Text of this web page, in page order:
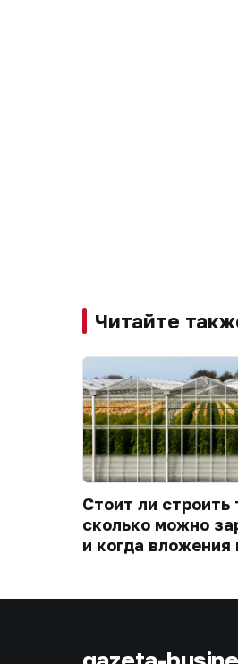
Читайте
Стоит ли строить
сколько можно
и когда вложения